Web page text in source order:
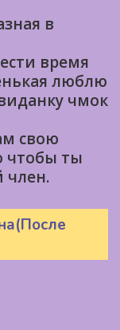
в
время
люблю
чмок
свою
чтобы ты
член.